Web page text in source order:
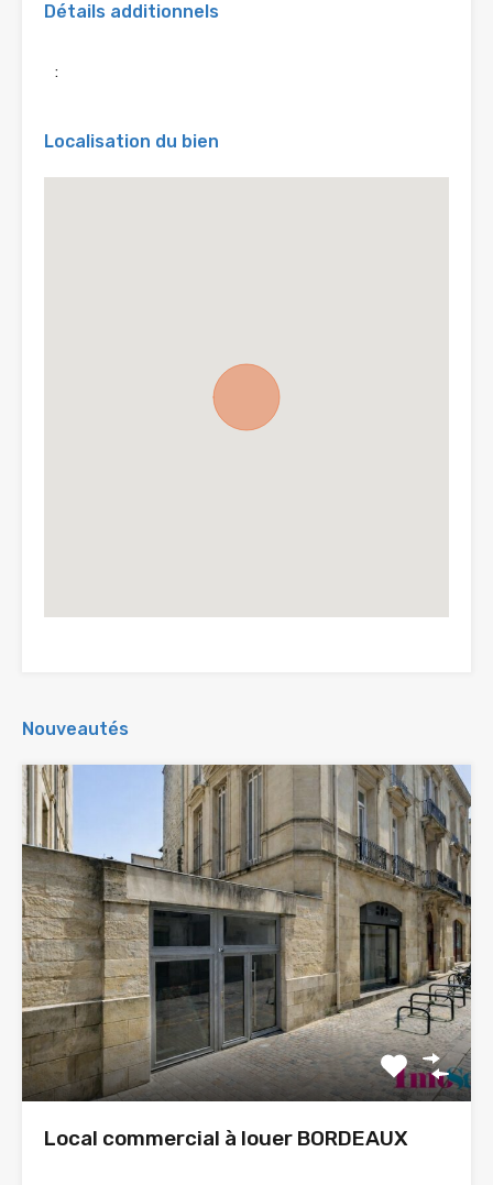
Détails additionnels
:
Localisation du bien
Nouveautés
Local commercial à louer BORDEAUX